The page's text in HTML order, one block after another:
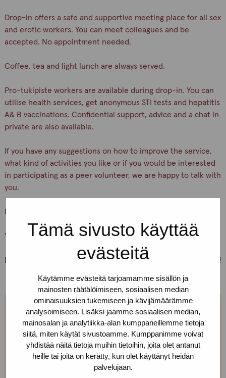
Tämä sivusto käyttää
evästeitä
Käytämme evästeitä tarjoamamme sisällön ja
mainosten räätälöimiseen, sosiaalisen median
ominaisuuksien tukemiseen ja kävijämäärämme
analysoimiseen. Lisäksi jaamme sosiaalisen median,
mainosalan ja analytiikka-alan kumppaneillemme tietoja
siitä, miten käytät sivustoamme. Kumppanimme voivat
yhdistää näitä tietoja muihin tietoihin, joita olet antanut
heille tai joita on kerätty, kun olet käyttänyt heidän
palvelujaan.
Drop-in offers a safe and supportive meeting place for all sex
and erotic workers. You can meet colleagues and be
accepted. No appointment needed.
Coffee, tea and light lunch are always served.
Pro-tukipiste workers are available during drop-in. You can
utilise health services, get anonymous STI tests and hepatitis
A& B vaccinations. Confidential support, advice and a chat in
private are also available.
If you have any suggestions on how to improve the service,
what kind of activities you like or if you would be interested
in participating as a peer volunteer, we are happy to talk with
you.
You are warmly welcome, Pro-tukipiste staff
PS. You can also just pick up condoms and lubricants for free!
We are open every weekday.
If you want to make an appointment, you can just call
or text us! We can also meet somewhere else, if you
can’t come to the office!